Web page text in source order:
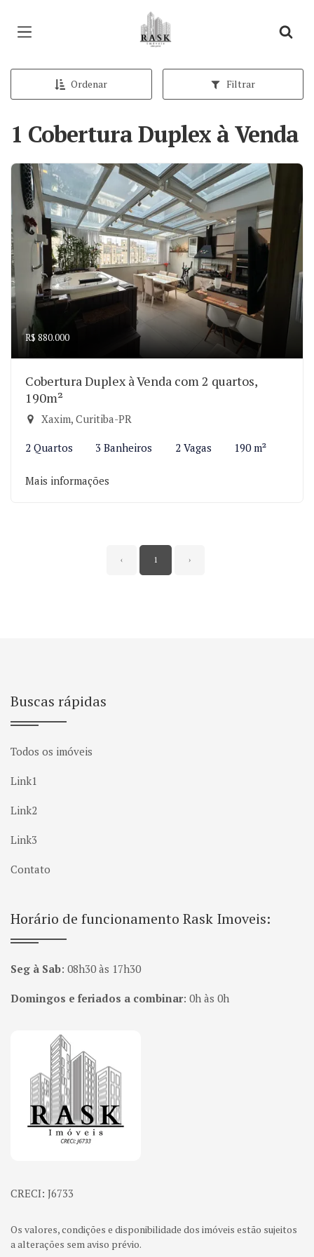
Página inicial
Ordenar Filtrar
1 Cobertura Duplex à Venda
R$ 880.000
Cobertura Duplex à Venda com 2 quartos,
190m²
Xaxim, Curitiba-PR
2 Quartos 3 Banheiros 2 Vagas 190 m²
Mais informações
‹ 1 ›
Buscas rápidas
Todos os imóveis
Link1
Link2
Link3
Contato
Horário de funcionamento Rask Imoveis:
Seg à Sab: 08h30 às 17h30
Domingos e feriados a combinar: 0h às 0h
Página inicial
CRECI: J6733
Os valores, condições e disponibilidade dos imóveis estão sujeitos
a alterações sem aviso prévio.